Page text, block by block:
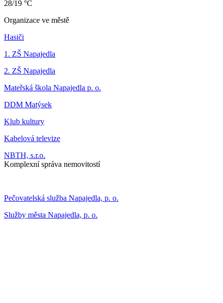
28/19 °C
Organizace ve městě
Hasiči
1. ZŠ Napajedla
2. ZŠ Napajedla
Mateřská škola Napajedla p. o.
DDM Matýsek
Klub kultury
Kabelová televize
NBTH, s.r.o.
Komplexní správa nemovitostí
Pečovatelská služba Napajedla, p. o.
Služby města Napajedla, p. o.